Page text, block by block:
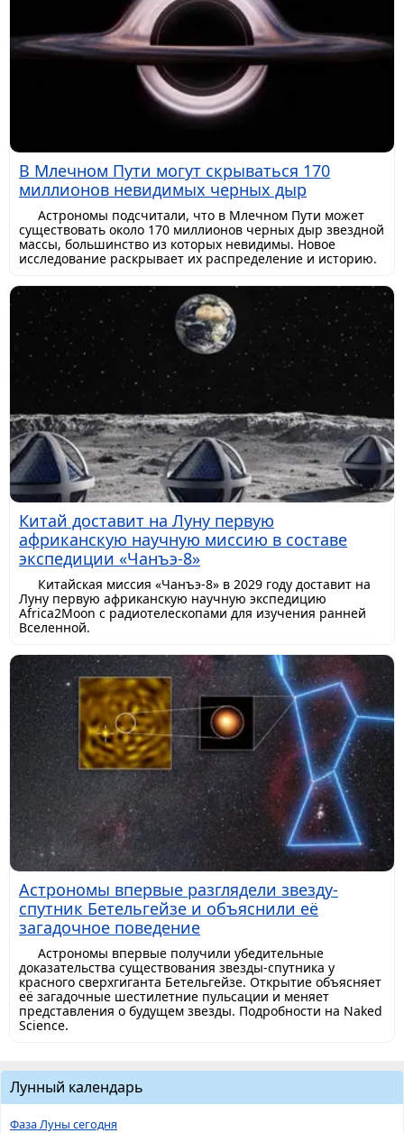
В Млечном Пути могут скрываться 170
миллионов невидимых черных дыр
Астрономы подсчитали, что в Млечном Пути может
существовать около 170 миллионов черных дыр звездной
массы, большинство из которых невидимы. Новое
исследование раскрывает их распределение и историю.
Китай доставит на Луну первую
африканскую научную миссию в составе
экспедиции «Чанъэ-8»
Китайская миссия «Чанъэ-8» в 2029 году доставит на
Луну первую африканскую научную экспедицию
Africa2Moon с радиотелескопами для изучения ранней
Вселенной.
Астрономы впервые разглядели звезду-
спутник Бетельгейзе и объяснили её
загадочное поведение
Астрономы впервые получили убедительные
доказательства существования звезды-спутника у
красного сверхгиганта Бетельгейзе. Открытие объясняет
её загадочные шестилетние пульсации и меняет
представления о будущем звезды. Подробности на Naked
Science.
Лунный календарь
Фаза Луны сегодня